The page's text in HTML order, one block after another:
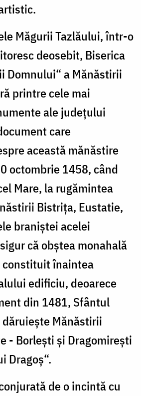
Măgurii Tazlăului, într-o
deosebit, Biserica
Domnului“ a Mănăstirii
printre cele mai
ale județului
care
această mănăstire
octombrie 1458, când
Mare, la rugămintea
Bistrița, Eustatie,
braniștei acelei
că obștea monahală
constituit înaintea
edificiu, deoarece
din 1481, Sfântul
Mănăstirii
- Borlești și Dragomirești
Dragoș“.
de o incintă cu